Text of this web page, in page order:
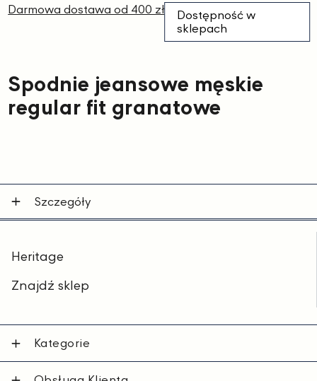
Spodnie jeansowe męskie
regular fit granatowe
Darmowa dostawa od 400 zł
Dostępność w
sklepach
Szczegóły
Heritage
Znajdź sklep
Kategorie